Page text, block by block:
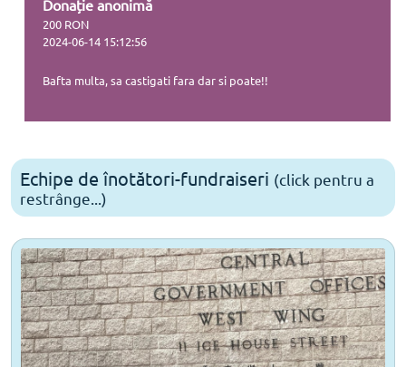
Donație anonimă
200 RON
2024-06-14 15:12:56
Bafta multa, sa castigati fara dar si poate!!
Echipe de înotători-fundraiseri (click pentru a
restrânge...)